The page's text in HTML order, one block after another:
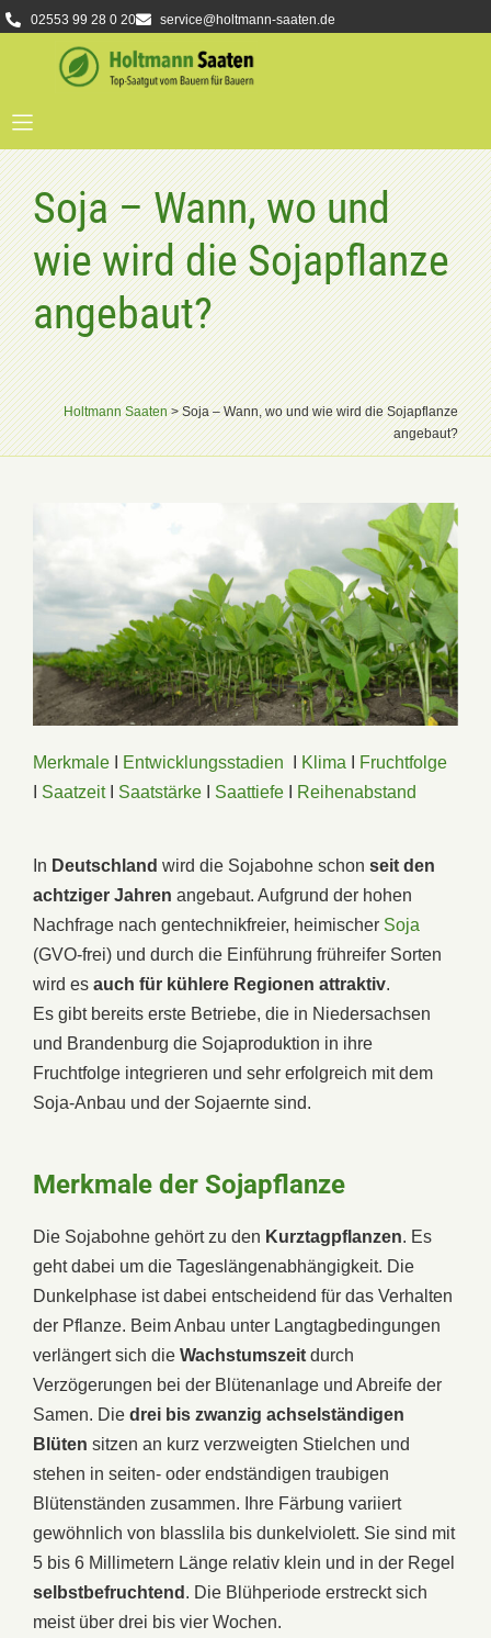
02553 99 28 0 20 service@holtmann-saaten.de
Soja – Wann, wo und
wie wird die Sojapflanze
angebaut?
Holtmann Saaten>Soja – Wann, wo und wie wird die Sojapflanze
angebaut?
Merkmale Entwicklungsstadien Klima
Fruchtfolge
SaatzeitI Saatstärke Saattiefe Reihenabstand
In Deutschland wird die Sojabohne schon seit den
achtziger Jahren angebaut. Aufgrund der hohen
Nachfrage nach gentechnikfreier, heimischer Soja
(GVO-frei) und durch die Einführung frühreifer Sorten
wird es auch für kühlere Regionen attraktiv.
Es gibt bereits erste Betriebe, die in Niedersachsen
und Brandenburg die Sojaproduktion in ihre
Fruchtfolge integrieren und sehr erfolgreich mit dem
Soja-Anbau und der Sojaernte sind.
Merkmale der Sojapflanze
Die Sojabohne gehört zu den Kurztagpflanzen. Es
geht dabei um die Tageslängenabhängigkeit. Die
Dunkelphase ist dabei entscheidend für das Verhalten
der Pflanze. Beim Anbau unter Langtagbedingungen
verlängert sich die Wachstumszeit durch
Verzögerungen bei der Blütenanlage und Abreife der
Samen. Die drei bis zwanzig achselständigen
Blüten sitzen an kurz verzweigten Stielchen und
stehen in seiten- oder endständigen traubigen
Blütenständen zusammen. Ihre Färbung variiert
gewöhnlich von blasslila bis dunkelviolett. Sie sind mit
5 bis 6 Millimetern Länge relativ klein und in der Regel
selbstbefruchtend . Die Blühperiode erstreckt sich
meist über drei bis vier Wochen.